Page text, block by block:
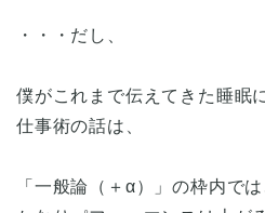
・・・だし、
僕がこれまで伝えてきた睡眠
仕事術の話は、
「一般論（＋α）」の枠内では